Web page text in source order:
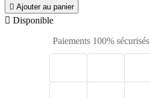
 Ajouter au panier
 Disponible
Paiements 100% sécurisés